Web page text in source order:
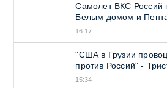
Самолет ВКС Россий
Белым домом и
16:17
"США в Грузии
против Россий" -
15:34